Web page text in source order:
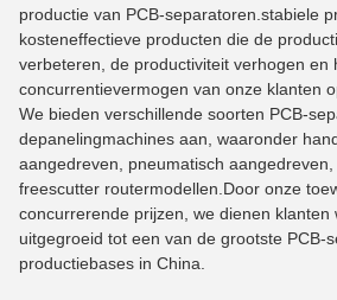
productie van PCB-separatoren.stabiele
kosteneffectieve producten die de
verbeteren, de productiviteit verhogen en
concurrentievermogen van onze klanten
We bieden verschillende soorten PCB-
depanelingmachines aan, waaronder
aangedreven, pneumatisch
freescutter routermodellen.Door onze
concurrerende prijzen, we dienen klanten
uitgegroeid tot een van de grootste PCB-
productiebases in China.